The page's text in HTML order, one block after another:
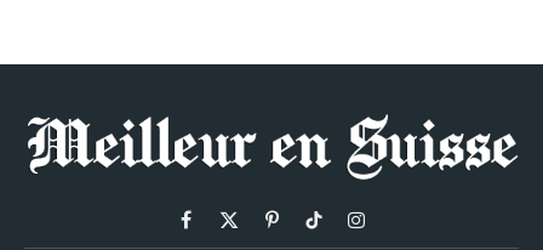
Facebook
X
PinterestTikTokInstagram